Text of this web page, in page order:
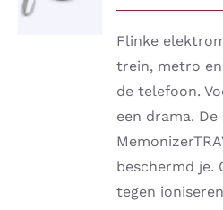
Flinke
trein, metro en
de telefoon.
een drama. De
beschermd je.
tegen